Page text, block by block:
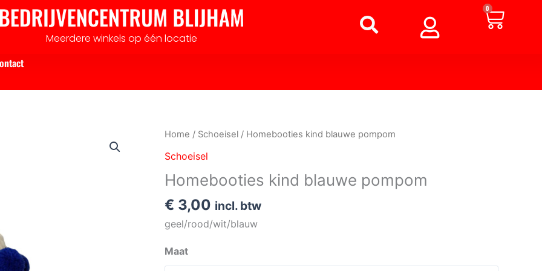
Meerdere winkels op één locatie
0
Home / Schoeisel / Homebooties kind blauwe pompom
Schoeisel
Homebooties kind blauwe pompom
€ 3,00 incl. btw
geel/rood/wit/blauw
Maat
Homebooties
pompom
aantal